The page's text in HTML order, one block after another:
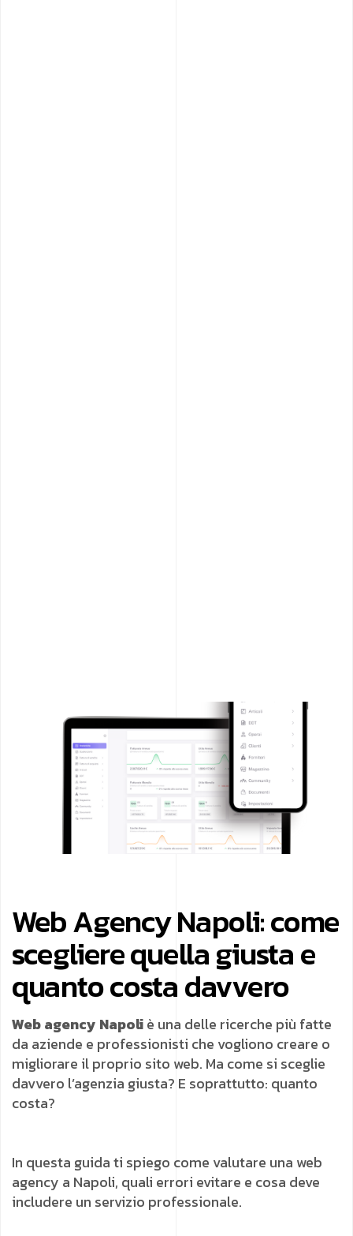
Web Agency Napoli: come
scegliere quella giusta e
quanto costa davvero
Web agency Napoliè una delle ricerche più fatte
da aziende e professionisti che vogliono creare o
migliorare il proprio sito web. Ma come si sceglie
davvero l’agenzia giusta? E soprattutto: quanto
costa?
In questa guida ti spiego come valutare una web
agency a Napoli, quali errori evitare e cosa deve
includere un servizio professionale.